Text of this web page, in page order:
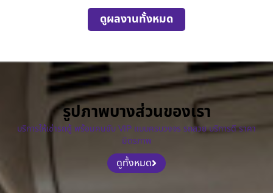
ดูผลงานทั้งหมด
รูปภาพบางส่วนของเรา
บริการให้เช่ารถตู้ พร้อมคนขับ VIP แบบครบวงจร รถสวย บริการดี ราคา
มิตรภาพ
ดูทั้งหมด